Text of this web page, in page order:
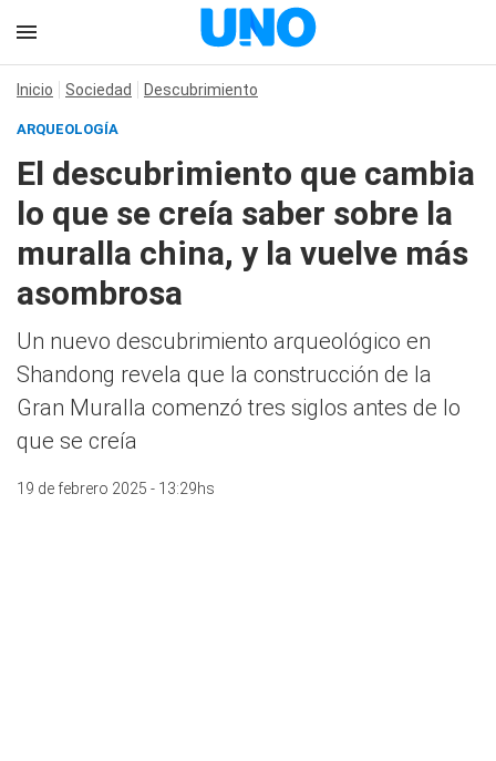
Inicio Sociedad Descubrimiento
ARQUEOLOGÍA
El descubrimiento que cambia
lo que se creía saber sobre la
muralla china, y la vuelve más
asombrosa
Un nuevo descubrimiento arqueológico en
Shandong revela que la construcción de la
Gran Muralla comenzó tres siglos antes de lo
que se creía
19 de febrero 2025 - 13:29hs